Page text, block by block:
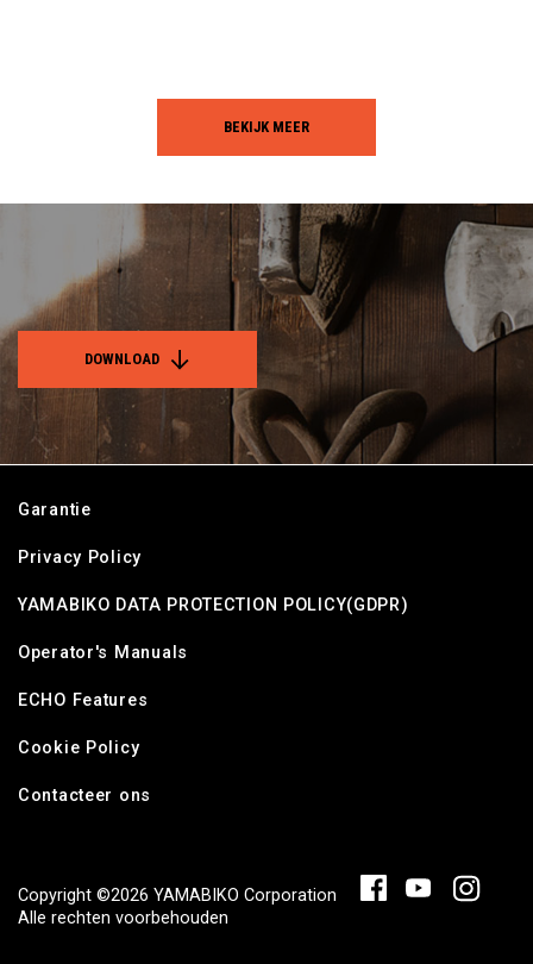
BEKIJK MEER
DOWNLOAD
Garantie
Privacy Policy
YAMABIKO DATA PROTECTION POLICY(GDPR)
Operator's Manuals
ECHO Features
Cookie Policy
Contacteer ons
Copyright ©2026 YAMABIKO Corporation
Alle rechten voorbehouden